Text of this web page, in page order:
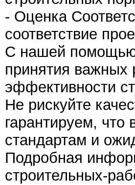
- Оценка
соответствие
С нашей помощью
принятия важных
эффективности
Не рискуйте
гарантируем, что
стандартам и
Подробная
строительных-